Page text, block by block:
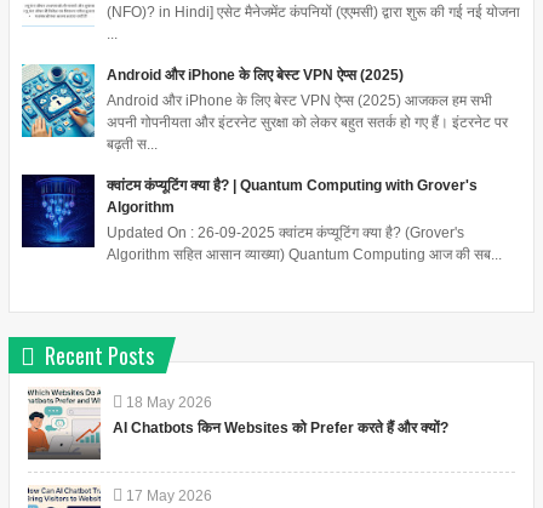
(NFO)? in Hindi] एसेट मैनेजमेंट कंपनियों (एएमसी) द्वारा शुरू की गई नई योजना
Android और iPhone के लिए बेस्ट VPN ऐप्स (2025)
Android और iPhone के लिए बेस्ट VPN ऐप्स (2025) आजकल हम सभी
अपनी गोपनीयता और इंटरनेट सुरक्षा को लेकर बहुत सतर्क हो गए हैं। इंटरनेट पर
बढ़ती स...
क्वांटम कंप्यूटिंग क्या है? | Quantum Computing with Grover's
Algorithm
Updated On : 26-09-2025 क्वांटम कंप्यूटिंग क्या है? (Grover's
Algorithm सहित आसान व्याख्या) Quantum Computing आज की सब...
Recent Posts
18 May 2026
AI Chatbots किन Websites को Prefer करते हैं और क्यों?
17 May 2026